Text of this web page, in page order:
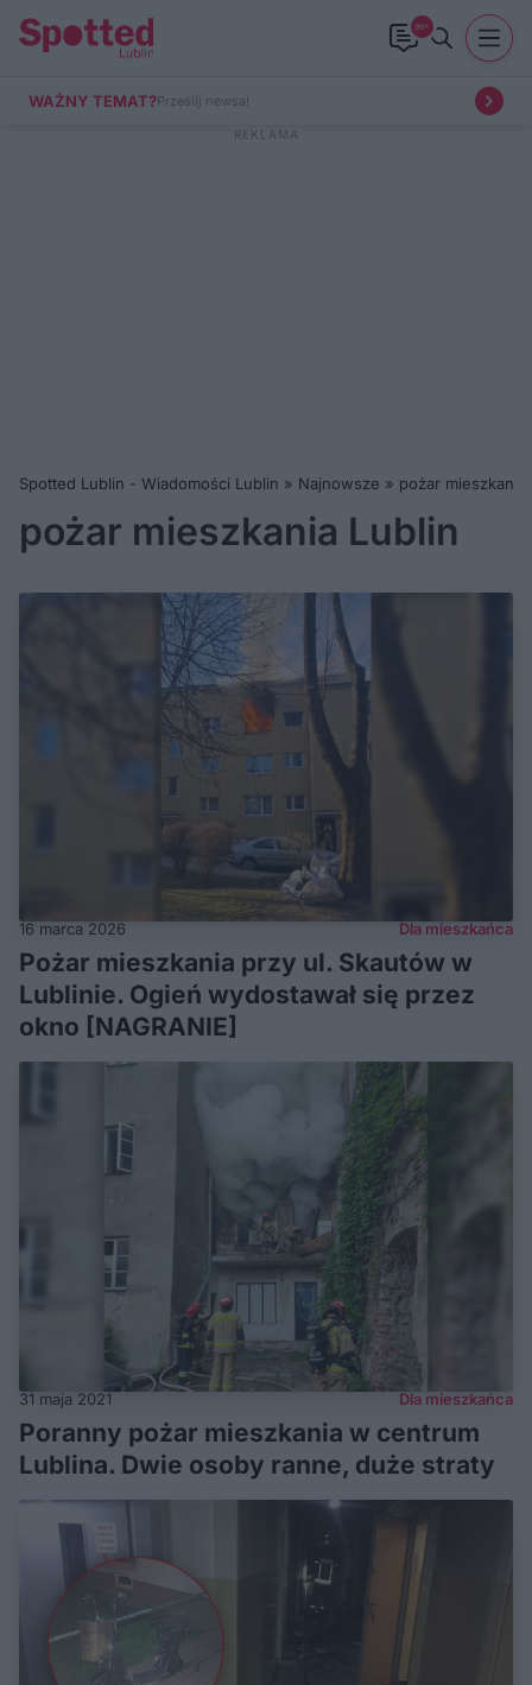
99+
WAŻNY TEMAT?Prześlij newsa!
Spotted Lublin - Wiadomości Lublin » Najnowsze » pożar mieszkania
pożar mieszkania Lublin
16 marca 2026 Dla mieszkańca
Pożar mieszkania przy ul. Skautów w
Lublinie. Ogień wydostawał się przez
okno [NAGRANIE]
31 maja 2021 Dla mieszkańca
Poranny pożar mieszkania w centrum
Lublina. Dwie osoby ranne, duże straty